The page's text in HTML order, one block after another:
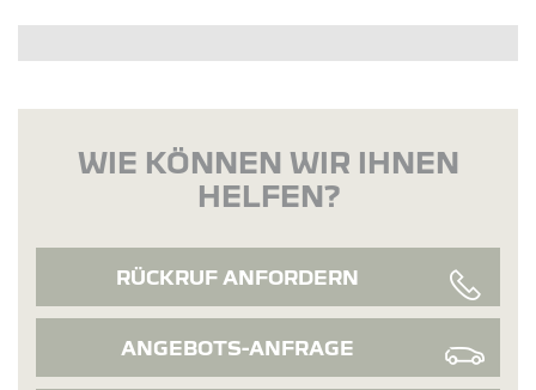
WIE KÖNNEN WIR IHNEN
HELFEN?
RÜCKRUF ANFORDERN
ANGEBOTS-ANFRAGE